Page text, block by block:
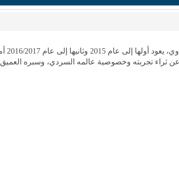
يقدم الملف في هذا القسم
ثراء تجربته وخصوصية عالمه السردي، وسبره العميق